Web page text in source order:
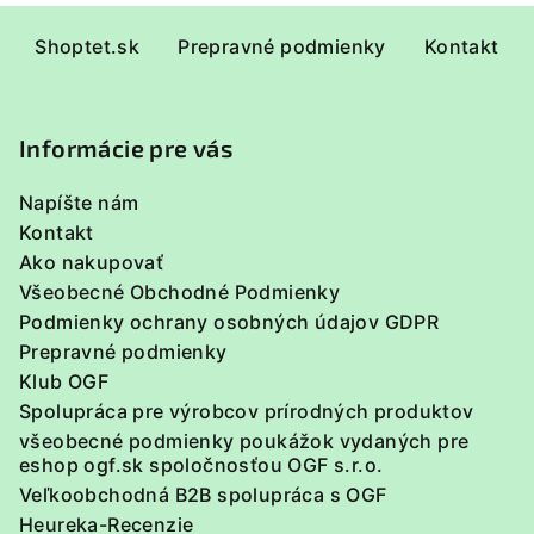
Shoptet.sk Prepravné podmienky Kontakt
Informácie pre vás
Napíšte nám
Kontakt
Ako nakupovať
Všeobecné Obchodné Podmienky
Podmienky ochrany osobných údajov GDPR
Prepravné podmienky
Klub OGF
Spolupráca pre výrobcov prírodných produktov
všeobecné podmienky poukážok vydaných pre
eshop ogf.sk spoločnosťou OGF s.r.o.
Veľkoobchodná B2B spolupráca s OGF
Heureka-Recenzie